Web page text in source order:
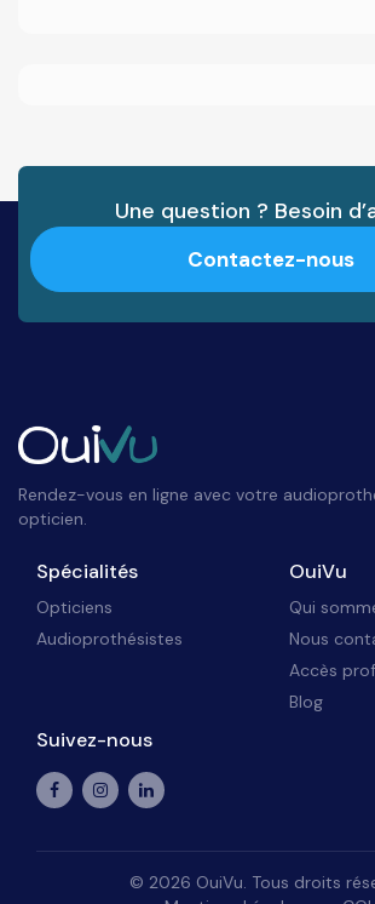
Une question ? Besoin
Contactez-nous
Rendez-vous en ligne avec votre
opticien.
Spécialités
Opticiens
Audioprothésistes
OuiVu
Qui
Nous
Accès
Blog
Suivez-nous
© 2026 OuiVu. Tous droits